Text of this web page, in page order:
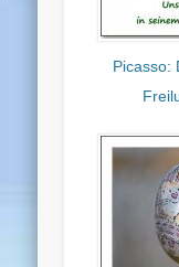
Picasso: